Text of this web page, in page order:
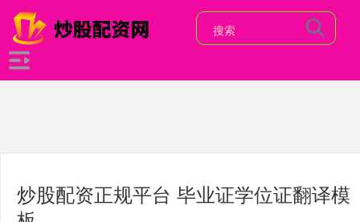
炒股配资正规平台 毕业证学位证翻译模